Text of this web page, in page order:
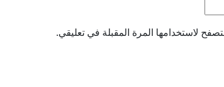
لاستخدامها المرة المقبلة في تعليقي.